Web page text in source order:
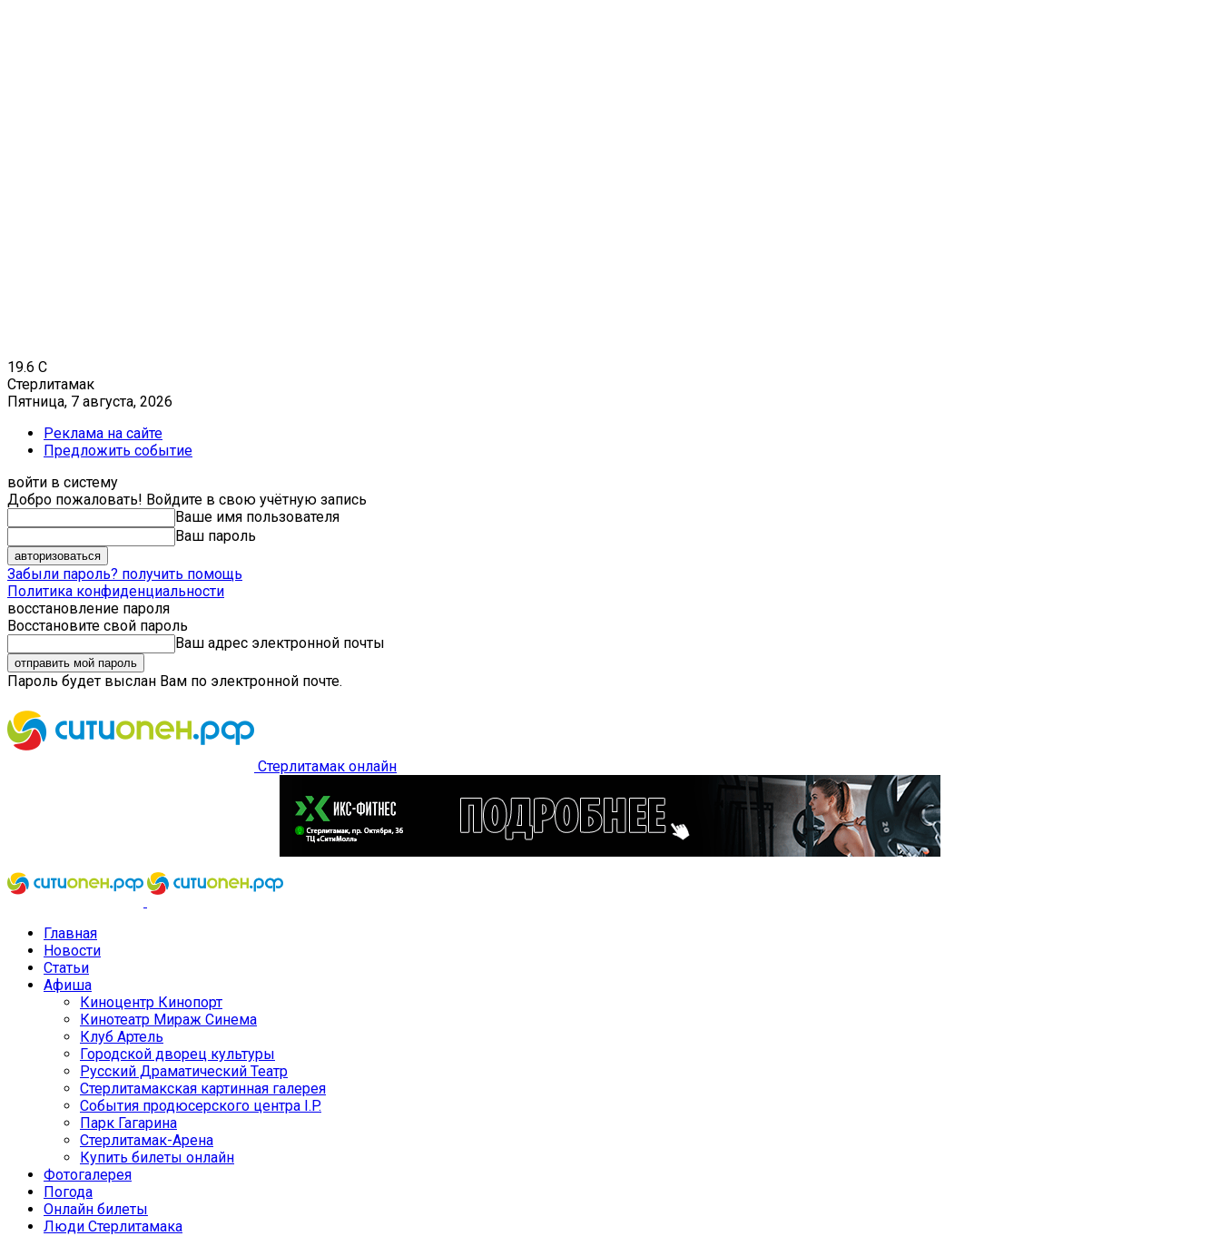
19.6 C
Стерлитамак
Пятница, 7 августа, 2026
Реклама на сайте
Предложить событие
войти в систему
Добро пожаловать! Войдите в свою учётную запись
Ваше имя пользователя
Ваш пароль
Забыли пароль? получить помощь
Политика конфиденциальности
восстановление пароля
Восстановите свой пароль
Ваш адрес электронной почты
Пароль будет выслан Вам по электронной почте.
Стерлитамак онлайн
Главная
Новости
Статьи
Афиша
Киноцентр Кинопорт
Кинотеатр Мираж Синема
Клуб Артель
Городской дворец культуры
Русский Драматический Театр
Стерлитамакская картинная галерея
События продюсерского центра I.P.
Парк Гагарина
Стерлитамак-Арена
Купить билеты онлайн
Фотогалерея
Погода
Онлайн билеты
Люди Стерлитамака